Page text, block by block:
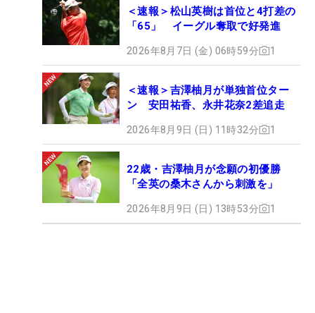
＜速報＞松山英樹は首位と4打差の
「65」 イーグル奪取で好発進
2026年8月7日 (金) 06時59分 1
＜速報＞吉澤柚月が単独首位ター
ン 安田祐香、永井花奈2差追走
2026年8月9日 (日) 11時32分 1
22歳・吉澤柚月が念願の初優勝
「全英の桑木さんから刺激を」
2026年8月9日 (日) 13時53分 1